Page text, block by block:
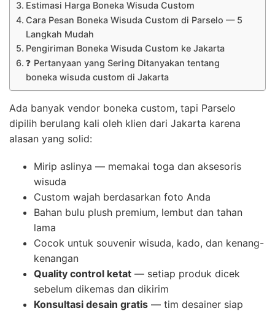
Estimasi Harga Boneka Wisuda Custom
Cara Pesan Boneka Wisuda Custom di Parselo — 5
Langkah Mudah
Pengiriman Boneka Wisuda Custom ke Jakarta
❓ Pertanyaan yang Sering Ditanyakan tentang
boneka wisuda custom di Jakarta
Ada banyak vendor boneka custom, tapi Parselo
dipilih berulang kali oleh klien dari Jakarta karena
alasan yang solid:
Mirip aslinya — memakai toga dan aksesoris
wisuda
Custom wajah berdasarkan foto Anda
Bahan bulu plush premium, lembut dan tahan
lama
Cocok untuk souvenir wisuda, kado, dan kenang-
kenangan
Quality control ketat — setiap produk dicek
sebelum dikemas dan dikirim
Konsultasi desain gratis — tim desainer siap